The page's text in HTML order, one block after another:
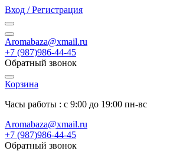
Вход / Регистрация
Aromabaza@xmail.ru
+7 (987)986-44-45
Обратный звонок
Корзина
Часы работы : с 9:00 до 19:00 пн-вс
Aromabaza@xmail.ru
+7 (987)986-44-45
Обратный звонок